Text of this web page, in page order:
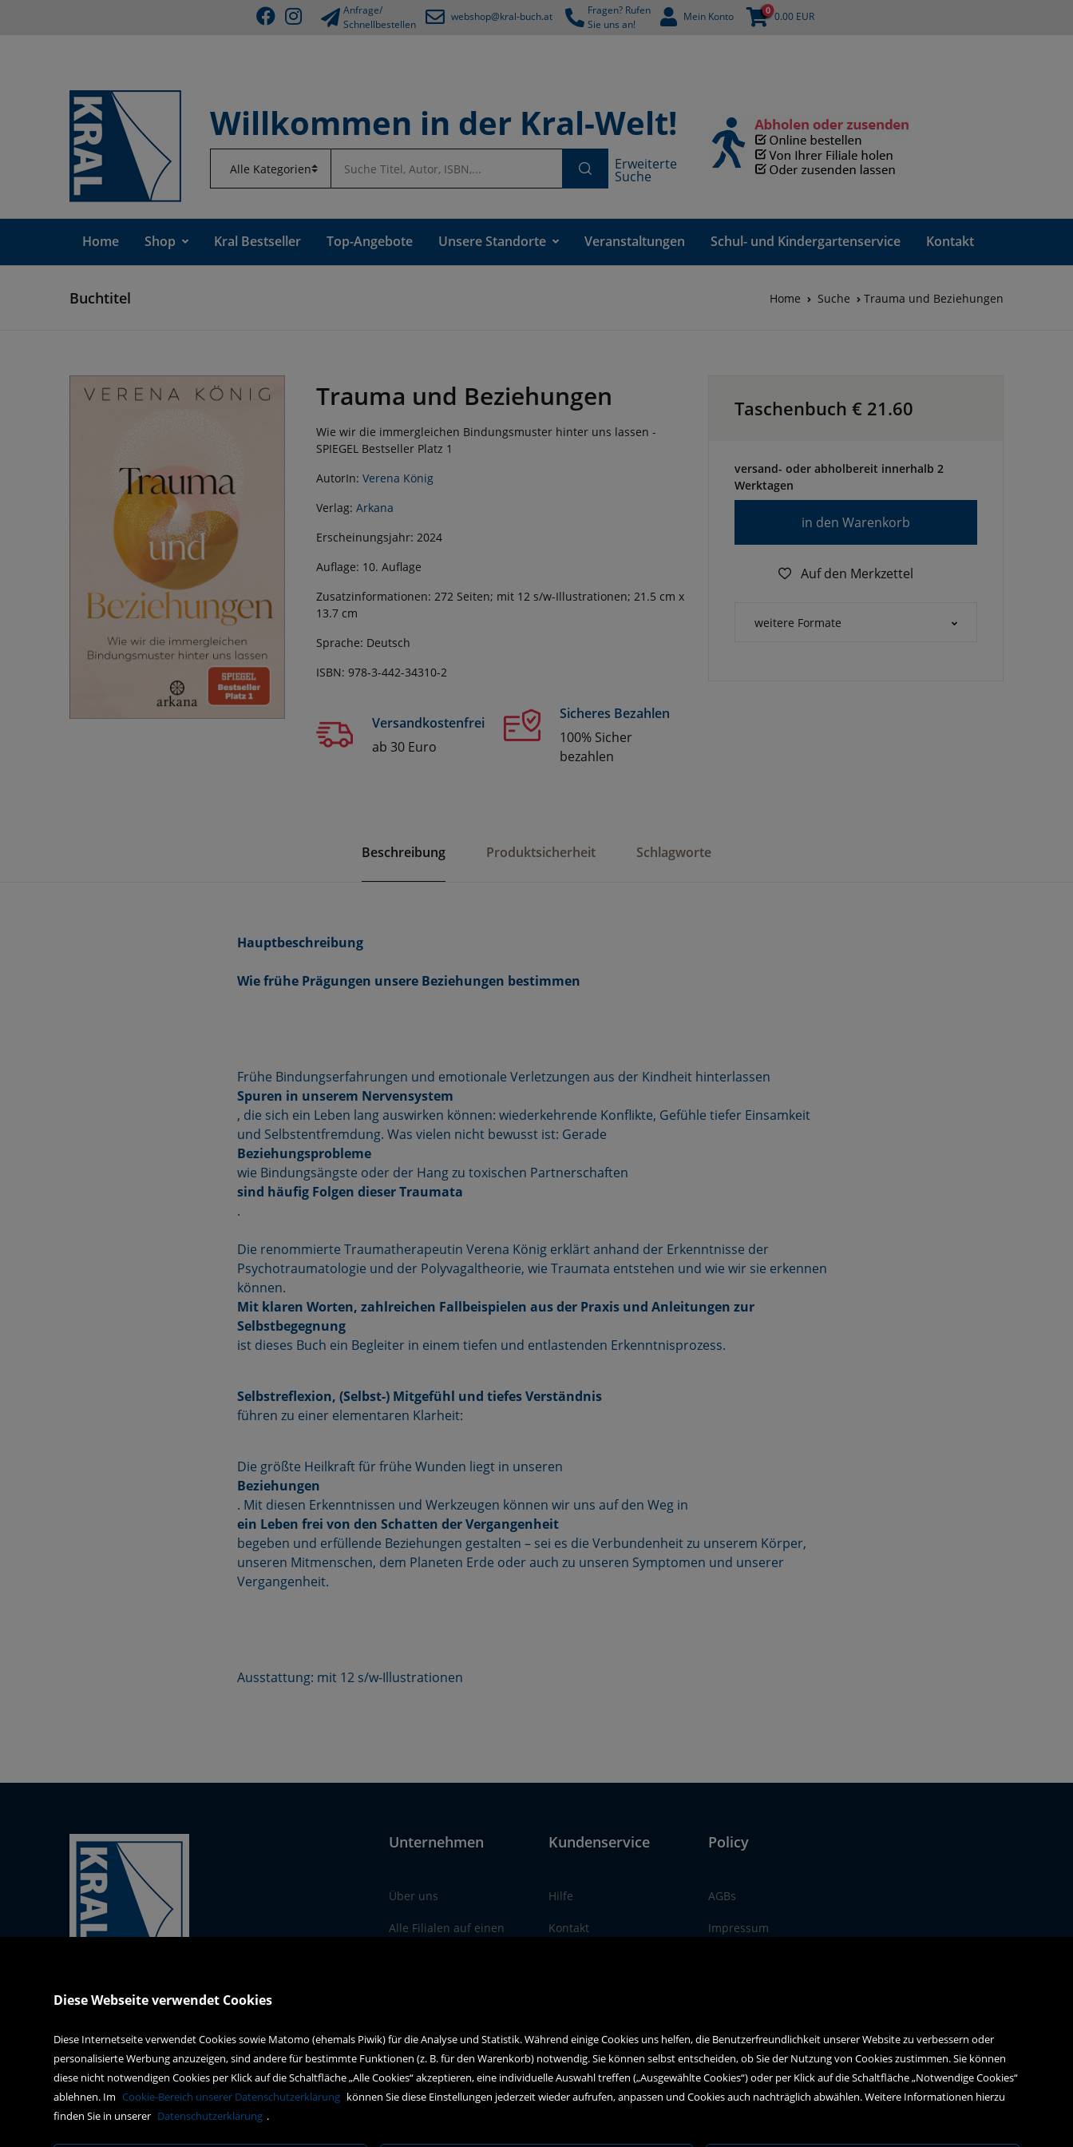
Anfrage/
Schnellbestellen
webshop@kral-buch.at
Fragen? Rufen
Sie uns an!
Mein Konto 0 0.00EUR
Willkommen in der Kral-Welt!
Erweiterte
Suche
Home Shop Kral Bestseller Top-Angebote Unsere Standorte Veranstaltungen Schul- und Kindergartenservice Kontakt
Buchtitel Home Suche Trauma und Beziehungen
Trauma und Beziehungen
Wie wir die immergleichen Bindungsmuster hinter uns lassen -
SPIEGEL Bestseller Platz 1
AutorIn: Verena König
Verlag: Arkana
Erscheinungsjahr: 2024
Auflage: 10. Auflage
Zusatzinformationen: 272 Seiten; mit 12 s/w-Illustrationen; 21.5 cm x
13.7 cm
Sprache: Deutsch
ISBN: 978-3-442-34310-2
Versandkostenfrei
ab 30 Euro
Sicheres Bezahlen
100% Sicher
bezahlen
Taschenbuch € 21.60
versand- oder abholbereit innerhalb 2
Werktagen
in den Warenkorb
Auf den Merkzettel
weitere Formate
Beschreibung Produktsicherheit Schlagworte
Hauptbeschreibung
Wie frühe Prägungen unsere Beziehungen bestimmen
Frühe Bindungserfahrungen und emotionale Verletzungen aus der Kindheit hinterlassen
Spuren in unserem Nervensystem
, die sich ein Leben lang auswirken können: wiederkehrende Konflikte, Gefühle tiefer Einsamkeit
und Selbstentfremdung. Was vielen nicht bewusst ist: Gerade
Beziehungsprobleme
wie Bindungsängste oder der Hang zu toxischen Partnerschaften
sind häufig Folgen dieser Traumata
.
Die renommierte Traumatherapeutin Verena König erklärt anhand der Erkenntnisse der
Psychotraumatologie und der Polyvagaltheorie, wie Traumata entstehen und wie wir sie erkennen
können.
Mit klaren Worten, zahlreichen Fallbeispielen aus der Praxis und Anleitungen zur
Selbstbegegnung
ist dieses Buch ein Begleiter in einem tiefen und entlastenden Erkenntnisprozess.
Selbstreflexion, (Selbst-) Mitgefühl und tiefes Verständnis
führen zu einer elementaren Klarheit:
Die größte Heilkraft für frühe Wunden liegt in unseren
Beziehungen
. Mit diesen Erkenntnissen und Werkzeugen können wir uns auf den Weg in
ein Leben frei von den Schatten der Vergangenheit
begeben und erfüllende Beziehungen gestalten – sei es die Verbundenheit zu unserem Körper,
unseren Mitmenschen, dem Planeten Erde oder auch zu unseren Symptomen und unserer
Vergangenheit.
Ausstattung: mit 12 s/w-Illustrationen
Gabrielerstrasse 171
webshop@kral-buch.at
+43 2236 47834
Unternehmen
Über uns
Alle Filialen auf einen
Kundenservice
Hilfe
Kontakt
Policy
AGBs
Impressum
Diese Webseite verwendet Cookies
Diese Internetseite verwendet Cookies sowie Matomo (ehemals Piwik) für die Analyse und Statistik. Während einige Cookies uns helfen, die Benutzerfreundlichkeit unserer Website zu verbessern oder
personalisierte Werbung anzuzeigen, sind andere für bestimmte Funktionen (z. B. für den Warenkorb) notwendig. Sie können selbst entscheiden, ob Sie der Nutzung von Cookies zustimmen. Sie können
diese nicht notwendigen Cookies per Klick auf die Schaltfläche „Alle Cookies“ akzeptieren, eine individuelle Auswahl treffen („Ausgewählte Cookies“) oder per Klick auf die Schaltfläche „Notwendige Cookies“
ablehnen. Im Cookie-Bereich unserer Datenschutzerklärung können Sie diese Einstellungen jederzeit wieder aufrufen, anpassen und Cookies auch nachträglich abwählen. Weitere Informationen hierzu
finden Sie in unserer Datenschutzerklärung .